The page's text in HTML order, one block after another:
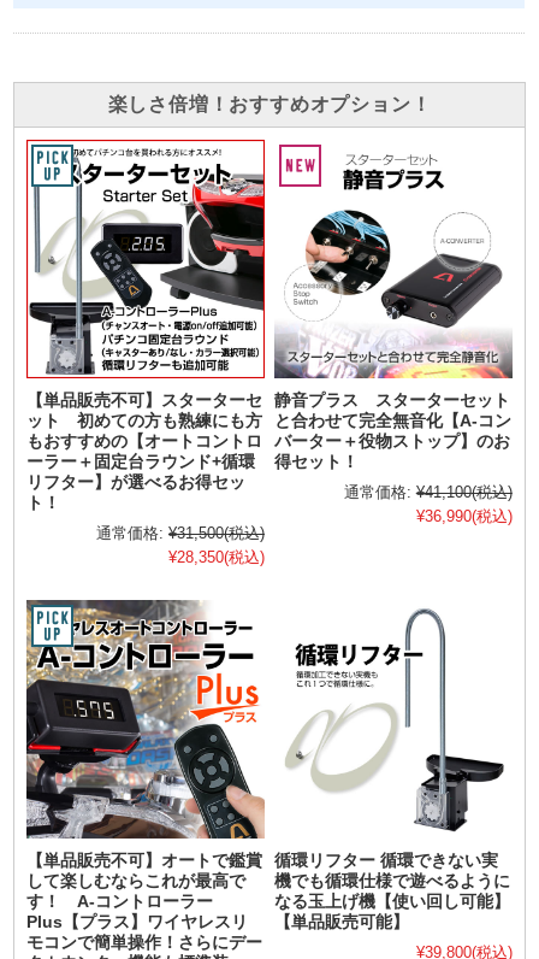
楽しさ倍増！おすすめオプション！
【単品販売不可】スターターセ
ット 初めての方も熟練にも方
もおすすめの【オートコントロ
ーラー＋固定台ラウンド+循環
リフター】が選べるお得セッ
ト！
通常価格: ¥31,500(税込)
¥28,350(税込)
静音プラス スターターセット
と合わせて完全無音化【A-コン
バーター＋役物ストップ】のお
得セット！
通常価格: ¥41,100(税込)
¥36,990(税込)
【単品販売不可】オートで鑑賞
して楽しむならこれが最高で
す！ A-コントローラー
Plus【プラス】ワイヤレスリ
モコンで簡単操作！さらにデー
循環リフター 循環できない実
機でも循環仕様で遊べるように
なる玉上げ機【使い回し可能】
【単品販売可能】
¥39,800(税込)